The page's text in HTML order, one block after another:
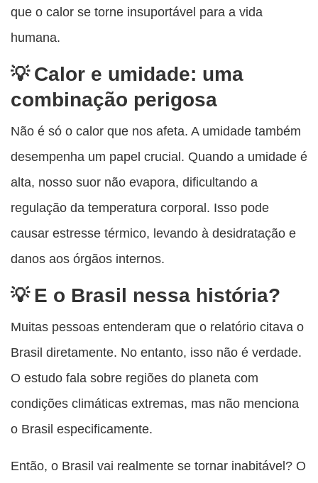
que o calor se torne insuportável para a vida
humana.
Calor e umidade: uma
combinação perigosa
Não é só o calor que nos afeta. A umidade também
desempenha um papel crucial. Quando a umidade é
alta, nosso suor não evapora, dificultando a
regulação da temperatura corporal. Isso pode
causar estresse térmico, levando à desidratação e
danos aos órgãos internos.
E o Brasil nessa história?
Muitas pessoas entenderam que o relatório citava o
Brasil diretamente. No entanto, isso não é verdade.
O estudo fala sobre regiões do planeta com
condições climáticas extremas, mas não menciona
o Brasil especificamente.
Então, o Brasil vai realmente se tornar inabitável? O